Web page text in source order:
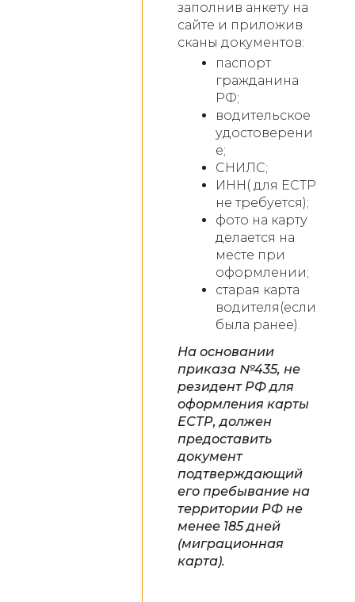
заполнив анкету на
сайте и приложив
сканы документов:
паспорт
гражданина
РФ;
водительское
удостоверени
е;
СНИЛС;
ИНН( для ЕСТР
не требуется);
фото на карту
делается на
месте при
оформлении;
старая карта
водителя(если
была ранее).
На основании
приказа №435, не
резидент РФ для
оформления карты
ЕСТР, должен
предоставить
документ
подтверждающий
его пребывание на
территории РФ не
менее 185 дней
(миграционная
карта).